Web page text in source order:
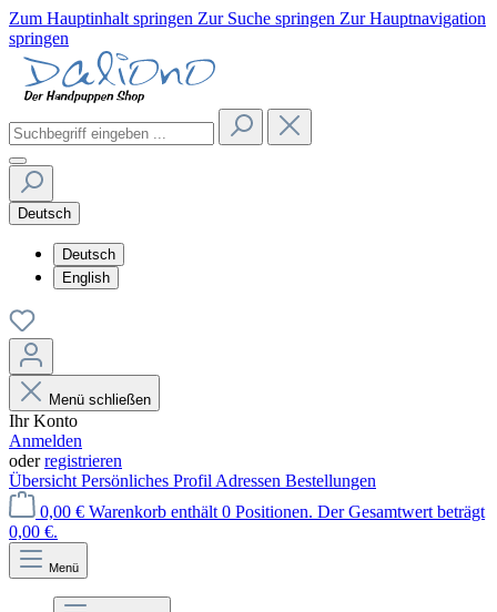
Zum Hauptinhalt springen Zur Suche springen Zur Hauptnavigation
springen
Deutsch
Deutsch
English
Menü schließen
Ihr Konto
Anmelden
oderregistrieren
Übersicht Persönliches Profil Adressen Bestellungen
0,00 € Warenkorb enthält 0 Positionen. Der Gesamtwert beträgt
0,00 €.
Menü